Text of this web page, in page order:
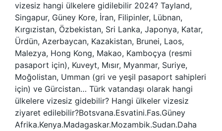
vizesiz hangi ülkelere gidilebilir 2024? Tayland,
Singapur, Güney Kore, İran, Filipinler, Lübnan,
Kırgızistan, Özbekistan, Sri Lanka, Japonya, Katar,
Ürdün, Azerbaycan, Kazakistan, Brunei, Laos,
Malezya, Hong Kong, Makao, Kamboçya (resmi
pasaport için), Kuveyt, Mısır, Myanmar, Suriye,
Moğolistan, Umman (gri ve yeşil pasaport sahipleri
için) ve Gürcistan… Türk vatandaşı olarak hangi
ülkelere vizesiz gidebilir? Hangi ülkeler vizesiz
ziyaret edilebilir?Botsvana.Esvatini.Fas.Güney
Afrika.Kenya.Madagaskar.Mozambik.Sudan.Daha